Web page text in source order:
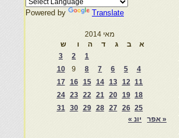
Powered by Translate
מאי 2014
א
ב ג ד ה ו
ש
1
2
3
4
5
6
7
8
9
10
11
12
13
14
15
16
17
18
19
20
21
22
23
24
25
26
27
28
29
30
31
« אפר
יונ »